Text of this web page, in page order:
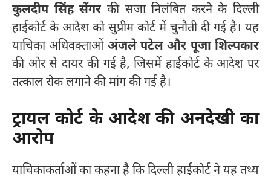
कुलदीप सिंह सेंगर की सजा निलंबित करने के दिल्ली
हाईकोर्ट के आदेश को सुप्रीम कोर्ट में चुनौती दी गई है। यह
याचिका अधिवक्ताओं अंजले पटेल और पूजा शिल्पकार
की ओर से दायर की गई है, जिसमें हाईकोर्ट के आदेश पर
तत्काल रोक लगाने की मांग की गई है।
ट्रायल कोर्ट के आदेश की अनदेखी का
आरोप
याचिकाकर्ताओं का कहना है कि दिल्ली हाईकोर्ट ने यह तथ्य